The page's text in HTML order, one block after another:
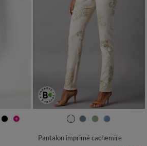
46
48
38 40 42 44
Pantalon imprimé cachemire